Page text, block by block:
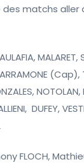
des matchs
MALARET,
(Cap),
DUFEY,
FLOCH,